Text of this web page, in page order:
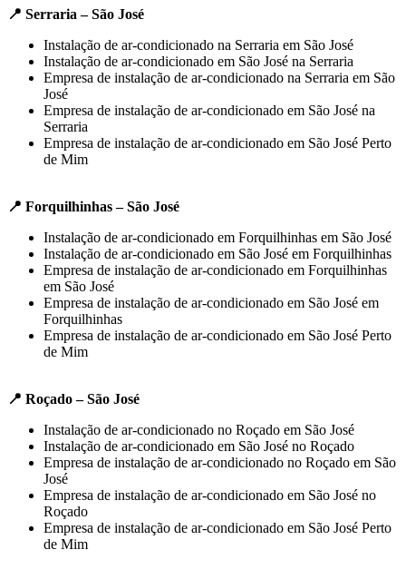
📍 Serraria – São José
Instalação de ar-condicionado na Serraria em São José
Instalação de ar-condicionado em São José na Serraria
Empresa de instalação de ar-condicionado na Serraria em São
José
Empresa de instalação de ar-condicionado em São José na
Serraria
Empresa de instalação de ar-condicionado em São José Perto
de Mim
📍 Forquilhinhas – São José
Instalação de ar-condicionado em Forquilhinhas em São José
Instalação de ar-condicionado em São José em Forquilhinhas
Empresa de instalação de ar-condicionado em Forquilhinhas
em São José
Empresa de instalação de ar-condicionado em São José em
Forquilhinhas
Empresa de instalação de ar-condicionado em São José Perto
de Mim
📍 Roçado – São José
Instalação de ar-condicionado no Roçado em São José
Instalação de ar-condicionado em São José no Roçado
Empresa de instalação de ar-condicionado no Roçado em São
José
Empresa de instalação de ar-condicionado em São José no
Roçado
Empresa de instalação de ar-condicionado em São José Perto
de Mim